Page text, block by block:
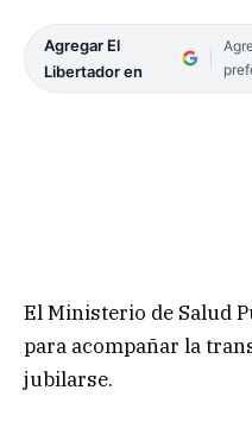
Agregar El
Libertador en
El Ministerio de Salud
para acompañar la
jubilarse.